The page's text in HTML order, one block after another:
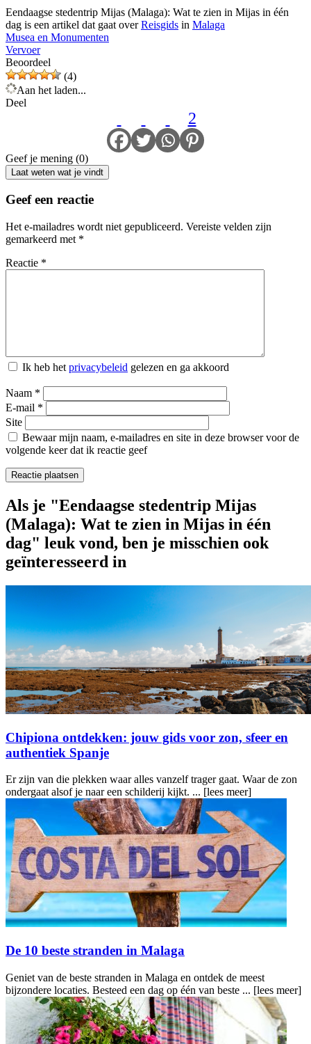
Eendaagse stedentrip Mijas (Malaga): Wat te zien in Mijas in één
dag is een artikel dat gaat overReisgids in Malaga
Musea en Monumenten
Vervoer
Beoordeel
(4)
Aan het laden...
Deel
2
Geef je mening (0)
Laat weten wat je vindt
Geef een reactie
Het e-mailadres wordt niet gepubliceerd. Vereiste velden zijn
gemarkeerd met *
Reactie *
Ik heb het privacybeleid gelezen en ga akkoord
Naam *
E-mail *
Site
Bewaar mijn naam, e-mailadres en site in deze browser voor de
volgende keer dat ik reactie geef
Als je "Eendaagse stedentrip Mijas
(Malaga): Wat te zien in Mijas in één
dag" leuk vond, ben je misschien ook
geïnteresseerd in
Chipiona ontdekken: jouw gids voor zon, sfeer en
authentiek Spanje
Er zijn van die plekken waar alles vanzelf trager gaat. Waar de zon
ondergaat alsof je naar een schilderij kijkt. ... [lees meer]
De 10 beste stranden in Malaga
Geniet van de beste stranden in Malaga en ontdek de meest
bijzondere locaties. Besteed een dag op één van beste ... [lees meer]